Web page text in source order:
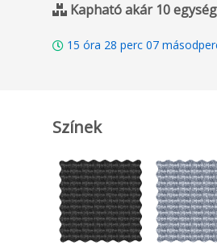
Kapható akár 10
15 óra 28 perc 06
Színek